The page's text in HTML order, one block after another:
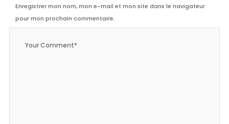
Enregistrer mon nom, mon e-mail et mon site dans le navigateur
pour mon prochain commentaire.